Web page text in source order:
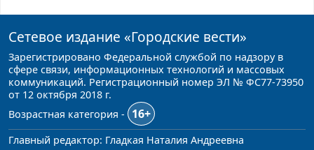
Сетевое издание «Городские вести»
Зарегистрировано Федеральной службой по надзору в
сфере связи, информационных технологий и массовых
коммуникаций. Регистрационный номер ЭЛ № ФС77-73950
от 12 октября 2018 г.
Возрастная категория -
16+
Главный редактор: Гладкая Наталия Андреевна